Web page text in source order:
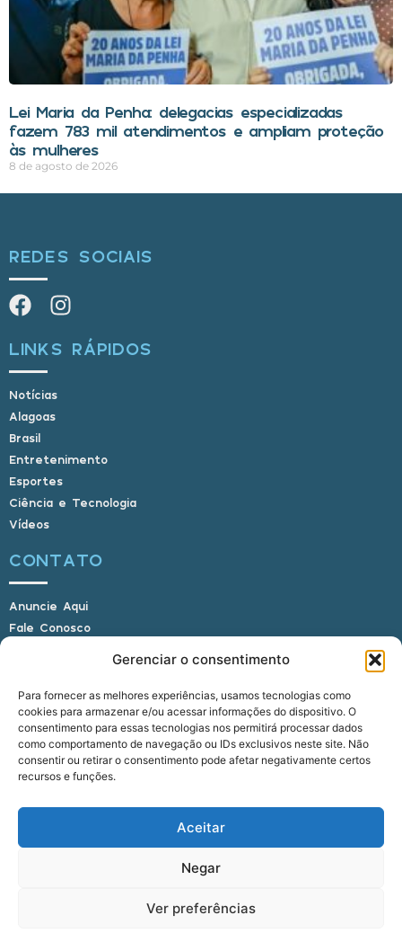
Gerenciar o consentimento
Para fornecer as melhores experiências, usamos tecnologias como
cookies para armazenar e/ou acessar informações do dispositivo. O
consentimento para essas tecnologias nos permitirá processar dados
como comportamento de navegação ou IDs exclusivos neste site. Não
consentir ou retirar o consentimento pode afetar negativamente certos
recursos e funções.
Aceitar
Negar
Ver preferências
Lei Maria da Penha: delegacias especializadas
fazem 783 mil atendimentos e ampliam proteção
às mulheres
8 de agosto de 2026
REDES SOCIAIS
LINKS RÁPIDOS
Notícias
Alagoas
Brasil
Entretenimento
Esportes
Ciência e Tecnologia
Vídeos
CONTATO
Anuncie Aqui
Fale Conosco
E-mail: alagoasbrasilnoticias@gmail.com
Telefone: (82) 9 9691-0391 (Whatsapp)
Responsável Técnico: Crysthyan Carlos
Rua do Sau - Centro - Anadia - AL - CEP:
© 2022 - 2026 Alagoas Brasil Notícias. Todos os
direitos reservados.
fiveagência